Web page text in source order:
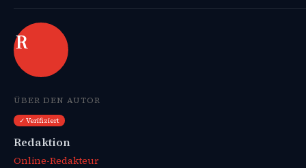
R
ÜBER DEN AUTOR
✓ Verifiziert
Redaktion
Online-Redakteur